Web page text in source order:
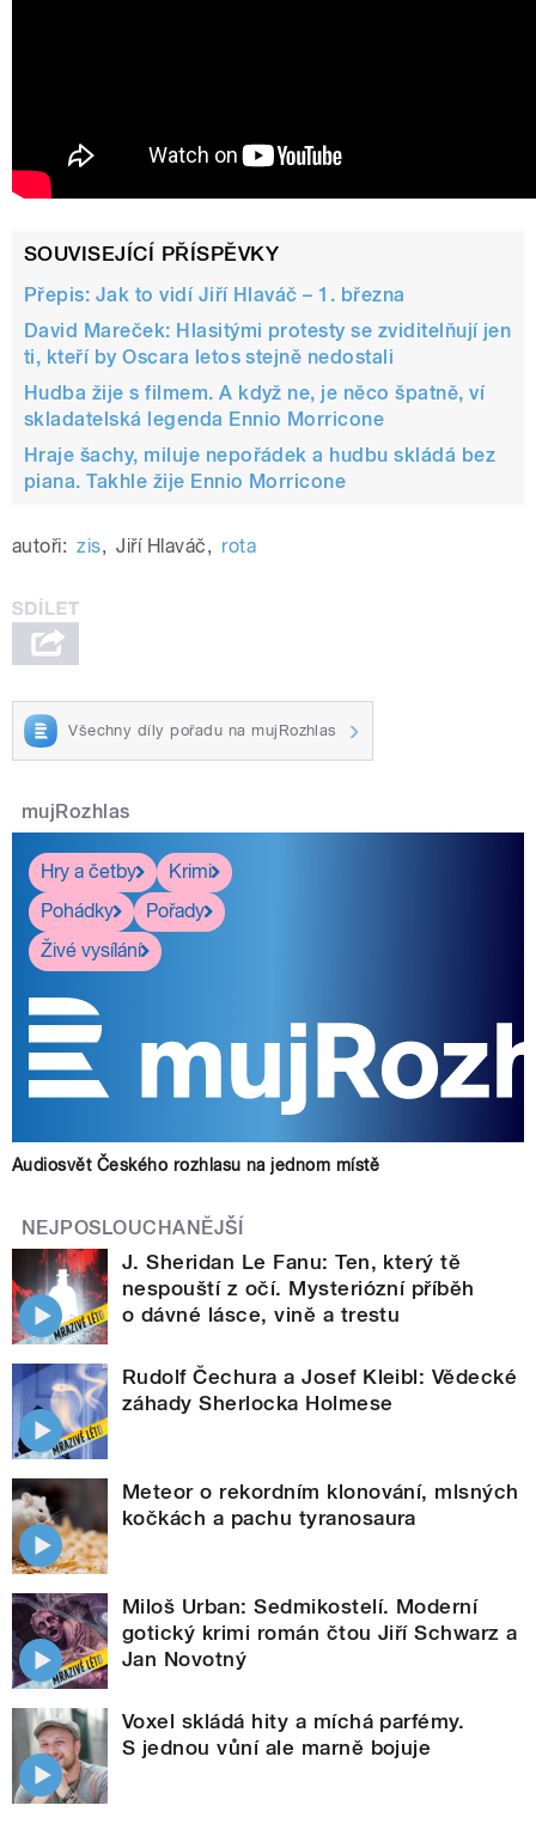
SOUVISEJÍCÍ PŘÍSPĚVKY
Přepis: Jak to vidí Jiří Hlaváč – 1. března
David Mareček: Hlasitými protesty se zviditelňují jen
ti, kteří by Oscara letos stejně nedostali
Hudba žije s filmem. A když ne, je něco špatně, ví
skladatelská legenda Ennio Morricone
Hraje šachy, miluje nepořádek a hudbu skládá bez
piana. Takhle žije Ennio Morricone
autoři: zis, Jiří Hlaváč, rota
Všechny díly pořadu na mujRozhlas
mujRozhlas
Hry a četby
Krimi
Pohádky
Pořady
Živé vysílání
Audiosvět Českého rozhlasu na jednom místě
NEJPOSLOUCHANĚJŠÍ
J. Sheridan Le Fanu: Ten, který tě
nespouští z očí. Mysteriózní příběh
o dávné lásce, vině a trestu
Rudolf Čechura a Josef Kleibl: Vědecké
záhady Sherlocka Holmese
Meteor o rekordním klonování, mlsných
kočkách a pachu tyranosaura
Miloš Urban: Sedmikostelí. Moderní
gotický krimi román čtou Jiří Schwarz a
Jan Novotný
Voxel skládá hity a míchá parfémy.
S jednou vůní ale marně bojuje